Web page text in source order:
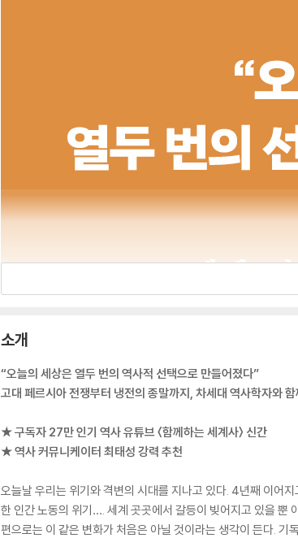
소개
“오늘의 세상은 열두 번의 역사적 선택으로 만들어졌다”
고대 페르시아 전쟁부터 냉전의 종말까지, 차세대 역사학자와
★ 구독자 27만 인기 역사 유튜브 〈함께하는 세계사〉 신간
★ 역사 커뮤니케이터 최태성 강력 추천
오늘날 우리는 위기와 격변의 시대를 지나고 있다. 4년째 이어
한 인간 노동의 위기…. 세계 곳곳에서 갈등이 빚어지고 있을 뿐
편으로는 이 같은 변화가 처음은 아닐 것이라는 생각이 든다.